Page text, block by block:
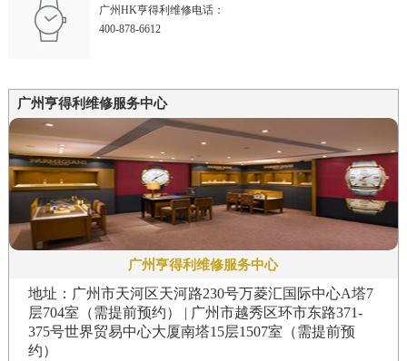
广州HK亨得利维修电话：
400-878-6612
广州亨得利维修服务中心
广州亨得利维修服务中心
地址：广州市天河区天河路230号万菱汇国际中心A塔7
层704室（需提前预约） | 广州市越秀区环市东路371-
375号世界贸易中心大厦南塔15层1507室（需提前预
约）